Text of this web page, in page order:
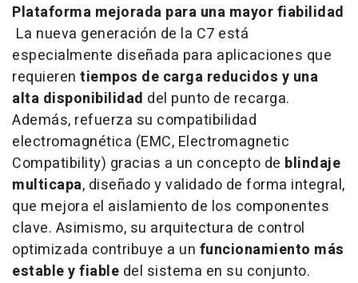
Plataforma mejorada para una mayor fiabilidad
La nueva generación de la C7 está
especialmente diseñada para aplicaciones que
requieren tiempos de carga reducidos y una
alta disponibilidad del punto de recarga.
Además, refuerza su compatibilidad
electromagnética (EMC, Electromagnetic
Compatibility) gracias a un concepto de blindaje
multicapa, diseñado y validado de forma integral,
que mejora el aislamiento de los componentes
clave. Asimismo, su arquitectura de control
optimizada contribuye a un funcionamiento más
estable y fiable del sistema en su conjunto.